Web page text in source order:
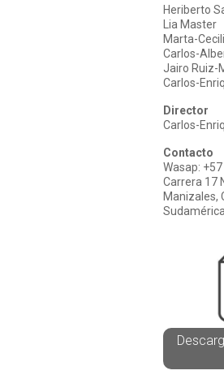
Heriberto
Lia Master
Marta-
Carlos-
Jairo Ruiz-
Carlos-
Director
Carlos-
Contacto
Wasap:
Carrera 17
Manizales,
Sudamérica.